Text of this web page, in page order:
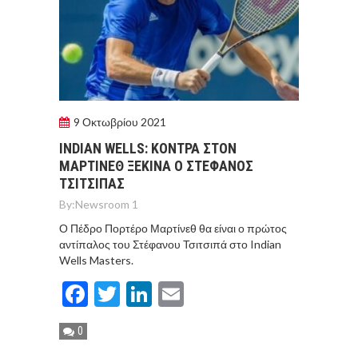
9 Οκτωβρίου 2021
INDIAN WELLS: ΚΟΝΤΡΑ ΣΤΟΝ
ΜΑΡΤΙΝΕΘ ΞΕΚΙΝΑ Ο ΣΤΕΦΑΝΟΣ
ΤΣΙΤΣΙΠΑΣ
By:Newsroom 1
Ο Πέδρο Πορτέρο Μαρτίνεθ θα είναι ο πρώτος
αντίπαλος του Στέφανου Τσιτσιπά στο Indian
Wells Masters.
Facebook
TwitterLinkedIn
0